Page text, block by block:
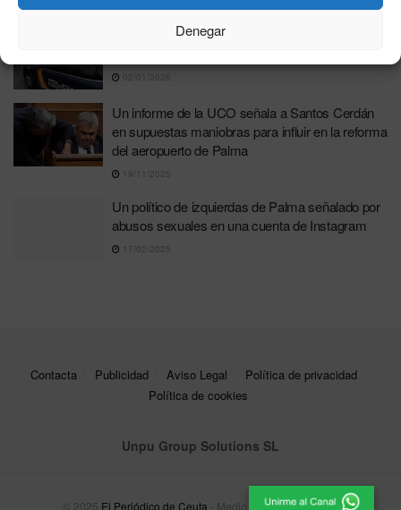
Denegar
En prisión un joven acusado de secuestrar y
02/01/2026
Un informe de la UCO señala a Santos Cerdán
en supuestas maniobras para influir en la reforma
del aeropuerto de Palma
19/11/2025
Un político de izquierdas de Palma señalado por
abusos sexuales en una cuenta de Instagram
17/02/2025
Contacta Publicidad Aviso Legal
Política de privacidad
Política de cookies
Unpu Group Solutions SL
© 2025 El Periódico de Ceuta - Medio de Comunicación